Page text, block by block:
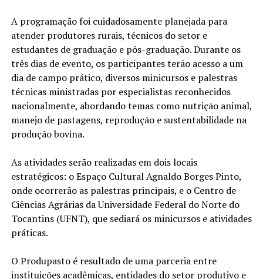
A programação foi cuidadosamente planejada para
atender produtores rurais, técnicos do setor e
estudantes de graduação e pós-graduação. Durante os
três dias de evento, os participantes terão acesso a um
dia de campo prático, diversos minicursos e palestras
técnicas ministradas por especialistas reconhecidos
nacionalmente, abordando temas como nutrição animal,
manejo de pastagens, reprodução e sustentabilidade na
produção bovina.
As atividades serão realizadas em dois locais
estratégicos: o Espaço Cultural Agnaldo Borges Pinto,
onde ocorrerão as palestras principais, e o Centro de
Ciências Agrárias da Universidade Federal do Norte do
Tocantins (UFNT), que sediará os minicursos e atividades
práticas.
O Produpasto é resultado de uma parceria entre
instituições acadêmicas, entidades do setor produtivo e